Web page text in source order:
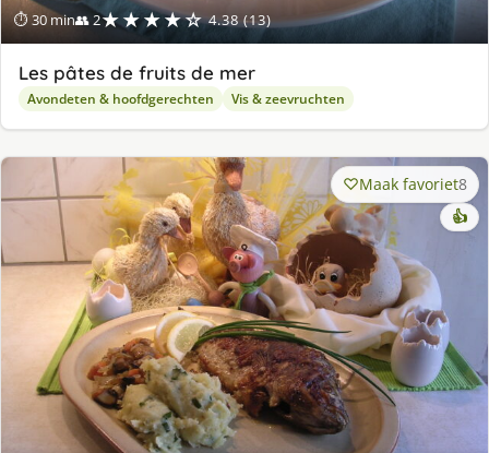
⏱ 30 min👥 2★★★★☆ 4.38 (13)
Les pâtes de fruits de mer
Avondeten & hoofdgerechten Vis & zeevruchten
Maak favoriet8
👍